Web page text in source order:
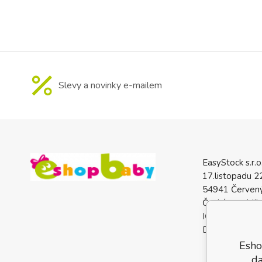
Slevy a novinky e-mailem
EasyStock s.r.o.
17.listopadu
54941
Česká
IČO: 07727402
DIČ: